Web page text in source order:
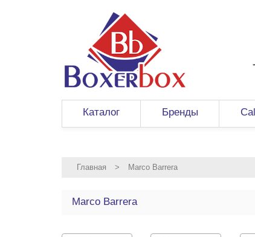
Каталог Бренды
Главная > Marco Barrera
Marco Barrera